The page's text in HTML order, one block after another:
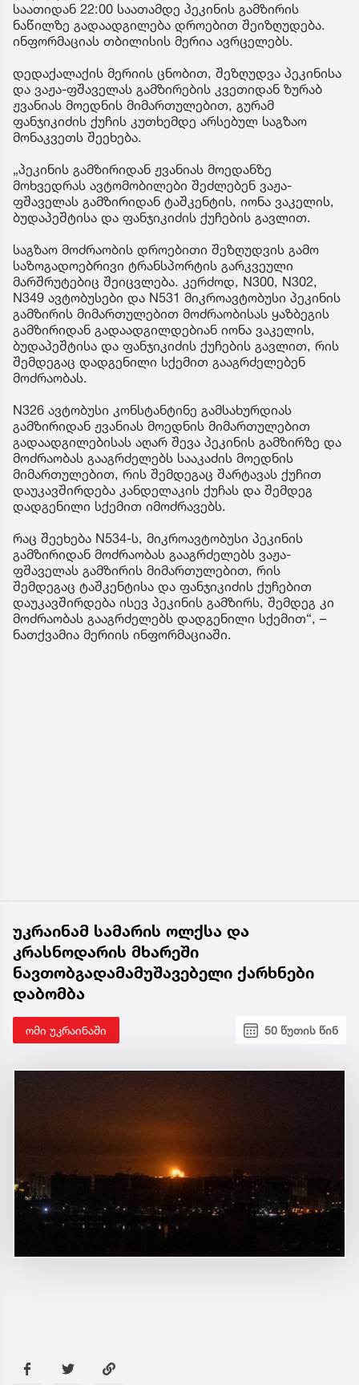
საათიდან 22:00 საათამდე პეკინის გამზირის
ნაწილზე გადაადგილება დროებით შეიზღუდება.
ინფორმაციას თბილისის მერია ავრცელებს.
დედაქალაქის მერიის ცნობით, შეზღუდვა პეკინისა
და ვაჟა-ფშაველას გამზირების კვეთიდან ზურაბ
ჟვანიას მოედნის მიმართულებით, გურამ
ფანჯიკიძის ქუჩის კუთხემდე არსებულ საგზაო
მონაკვეთს შეეხება.
„პეკინის გამზირიდან ჟვანიას მოედანზე
მოხვედრას ავტომობილები შეძლებენ ვაჟა-
ფშაველას გამზირიდან ტაშკენტის, იონა ვაკელის,
ბუდაპეშტისა და ფანჯიკიძის ქუჩების გავლით.
საგზაო მოძრაობის დროებითი შეზღუდვის გამო
საზოგადოებრივი ტრანსპორტის გარკვეული
მარშრუტებიც შეიცვლება. კერძოდ, N300, N302,
N349 ავტობუსები და N531 მიკროავტობუსი პეკინის
გამზირის მიმართულებით მოძრაობისას ყაზბეგის
გამზირიდან გადაადგილდებიან იონა ვაკელის,
ბუდაპეშტისა და ფანჯიკიძის ქუჩების გავლით, რის
შემდეგაც დადგენილი სქემით გააგრძელებენ
მოძრაობას.
N326 ავტობუსი კონსტანტინე გამსახურდიას
გამზირიდან ჟვანიას მოედნის მიმართულებით
გადაადგილებისას აღარ შევა პეკინის გამზირზე და
მოძრაობას გააგრძელებს სააკაძის მოედნის
მიმართულებით, რის შემდეგაც შარტავას ქუჩით
დაუკავშირდება კანდელაკის ქუჩას და შემდეგ
დადგენილი სქემით იმოძრავებს.
რაც შეეხება N534-ს, მიკროავტობუსი პეკინის
გამზირიდან მოძრაობას გააგრძელებს ვაჟა-
ფშაველას გამზირის მიმართულებით, რის
შემდეგაც ტაშკენტისა და ფანჯიკიძის ქუჩებით
დაუკავშირდება ისევ პეკინის გამზირს, შემდეგ კი
მოძრაობას გააგრძელებს დადგენილი სქემით“, –
ნათქვამია მერიის ინფორმაციაში.
უკრაინამ სამარის ოლქსა და
კრასნოდარის მხარეში
ნავთობგადამამუშავებელი ქარხნები
დაბომბა
ომი უკრაინაში 50 წუთის წინ